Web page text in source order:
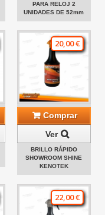
PARA RELOJ 2
UNIDADES DE 52mm
20,00 €
Comprar
Ver
BRILLO RÁPIDO
SHOWROOM SHINE
KENOTEK
22,00 €